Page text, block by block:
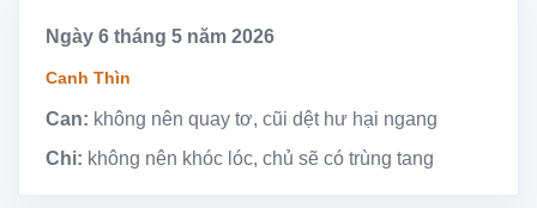
Ngày 6 tháng 5 năm 2026
Canh Thìn
Can: không nên quay tơ, cũi dệt hư hại ngang
Chi: không nên khóc lóc, chủ sẽ có trùng tang